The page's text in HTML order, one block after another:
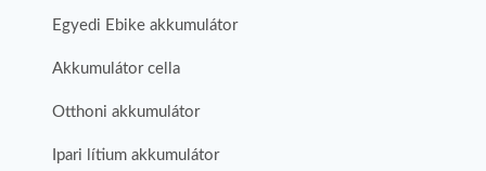
Egyedi Ebike akkumulátor
Akkumulátor cella
Otthoni akkumulátor
Ipari lítium akkumulátor